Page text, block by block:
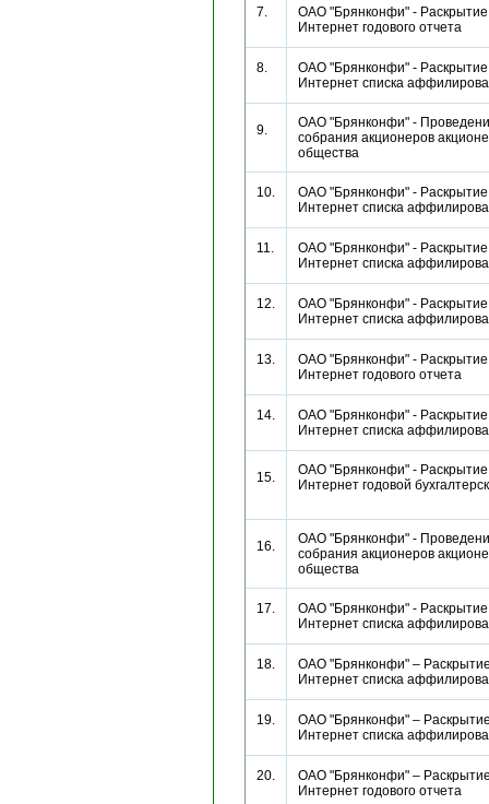
7.
ОАО "Брянконфи" - Раскрытие
Интернет годового отчета
8.
ОАО "Брянконфи" - Раскрытие
Интернет списка
9.
ОАО "Брянконфи" -
собрания акционеров
общества
10.
ОАО "Брянконфи" - Раскрытие
Интернет списка
11.
ОАО "Брянконфи" - Раскрытие
Интернет списка
12.
ОАО "Брянконфи" - Раскрытие
Интернет списка
13.
ОАО "Брянконфи" - Раскрытие
Интернет годового отчета
14.
ОАО "Брянконфи" - Раскрытие
Интернет списка
15.
ОАО "Брянконфи" - Раскрытие
Интернет годовой
16.
ОАО "Брянконфи" -
собрания акционеров
общества
17.
ОАО "Брянконфи" - Раскрытие
Интернет списка
18.
ОАО "Брянконфи" –
Интернет списка
19.
ОАО "Брянконфи" –
Интернет списка
20.
ОАО "Брянконфи" –
Интернет годового отчета